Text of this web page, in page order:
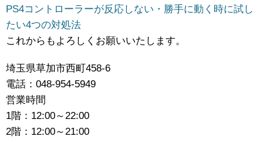
PS4コントローラーが反応しない・勝手に動く時に試し
たい4つの対処法
これからもよろしくお願いいたします。
埼玉県草加市西町458-6
電話：048-954-5949
営業時間
1階：12:00～22:00
2階：12:00～21:00